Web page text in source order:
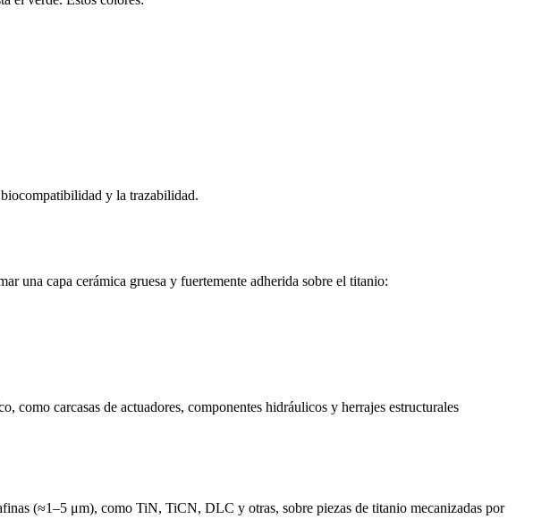
y la trazabilidad.
una capa cerámica gruesa y fuertemente adherida sobre el titanio:
como carcasas de actuadores, componentes hidráulicos y herrajes estructurales
(≈1–5 μm), como TiN, TiCN, DLC y otras, sobre piezas de titanio mecanizadas por